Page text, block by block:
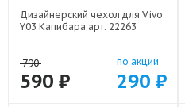
Дизайнерский чехол для Vivo
Y03 Капибара арт: 22263
790
590 ₽
по акции
290 ₽